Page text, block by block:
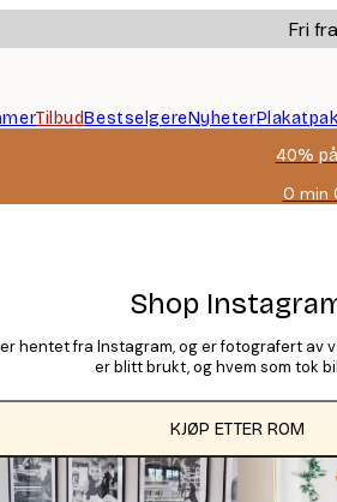
Fri
TilbudBestselgereNyheter
40%
0 min
Shop
hentet fra Instagram, og er fotografert av
er blitt brukt, og hvem som tok
KATEGORIER
Tile
KJØP ETTER ROM